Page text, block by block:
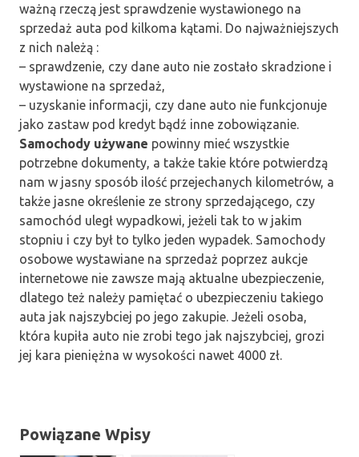
ważną rzeczą jest sprawdzenie wystawionego na
sprzedaż auta pod kilkoma kątami. Do najważniejszych
z nich należą :
– sprawdzenie, czy dane auto nie zostało skradzione i
wystawione na sprzedaż,
– uzyskanie informacji, czy dane auto nie funkcjonuje
jako zastaw pod kredyt bądź inne zobowiązanie.
Samochody używane powinny mieć wszystkie
potrzebne dokumenty, a także takie które potwierdzą
nam w jasny sposób ilość przejechanych kilometrów, a
także jasne określenie ze strony sprzedającego, czy
samochód uległ wypadkowi, jeżeli tak to w jakim
stopniu i czy był to tylko jeden wypadek. Samochody
osobowe wystawiane na sprzedaż poprzez aukcje
internetowe nie zawsze mają aktualne ubezpieczenie,
dlatego też należy pamiętać o ubezpieczeniu takiego
auta jak najszybciej po jego zakupie. Jeżeli osoba,
która kupiła auto nie zrobi tego jak najszybciej, grozi
jej kara pieniężna w wysokości nawet 4000 zł.
Powiązane Wpisy